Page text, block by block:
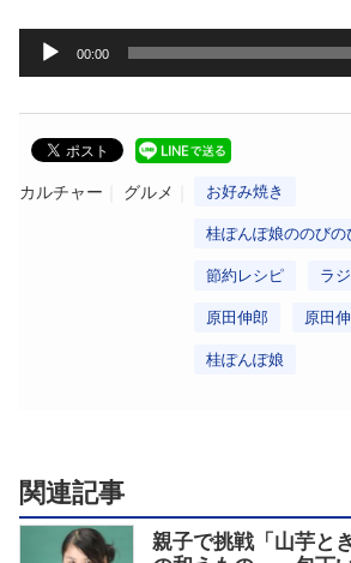
声
プ
レ
00:00
カルチャー グルメ お好み焼き
桂ぽんぽ娘ののびの
節約レシピ ラ
原田伸郎 原田
桂ぽんぽ娘
関連記事
親子で挑戦「山芋と